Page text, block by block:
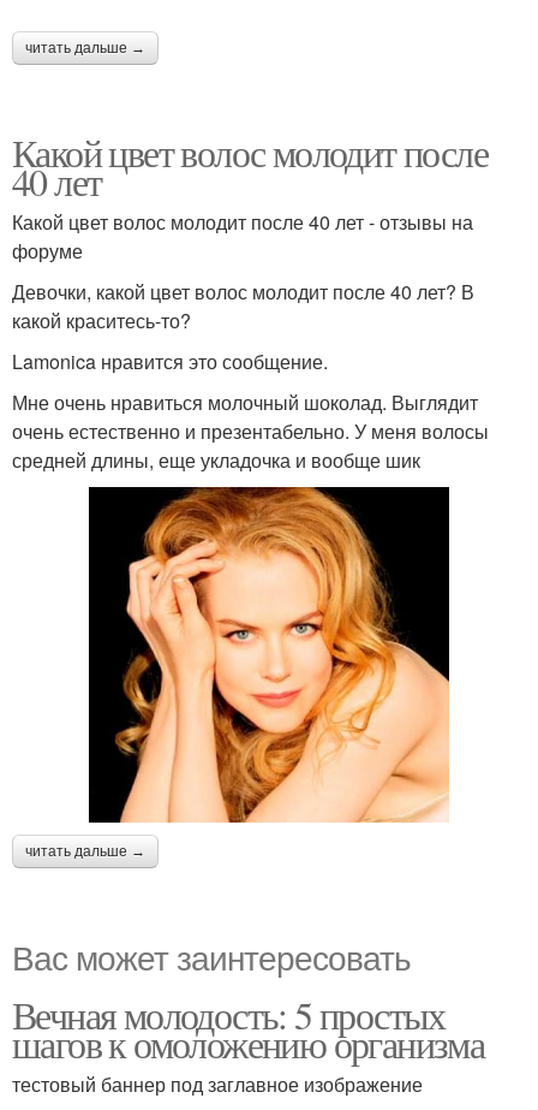
читать дальше →
Какой цвет волос молодит после
40 лет
Какой цвет волос молодит после 40 лет - отзывы на
форуме
Девочки, какой цвет волос молодит после 40 лет? В
какой краситесь-то?
Lamonica нравится это сообщение.
Мне очень нравиться молочный шоколад. Выглядит
очень естественно и презентабельно. У меня волосы
средней длины, еще укладочка и вообще шик
читать дальше →
Вас может заинтересовать
Вечная молодость: 5 простых
шагов к омоложению организма
тестовый баннер под заглавное изображение